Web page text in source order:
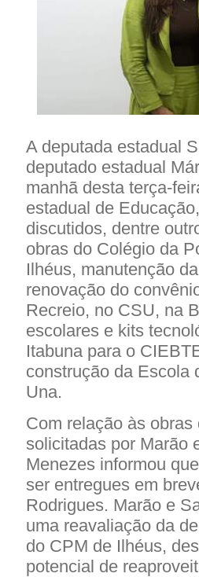
A deputada estadual
deputado estadual
manhã desta terça-
estadual de
discutidos, dentre
obras do Colégio da
Ilhéus, manutenção
renovação do
Recreio, no CSU, na
escolares e kits
Itabuna para o
construção da Escola
Una.
Com relação às
solicitadas por Marão
Menezes informou
ser entregues em
Rodrigues. Marão e
uma reavaliação da
do CPM de Ilhéus,
potencial de